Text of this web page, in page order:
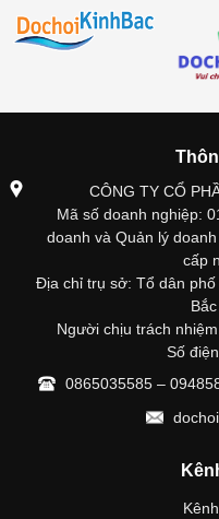
CÔNG TY CỔ
Mã số doanh nghiệp:
doanh và Quản lý
cấp
Địa chỉ trụ sở: Tổ dân
Người chịu trách
Số
0865035585 –